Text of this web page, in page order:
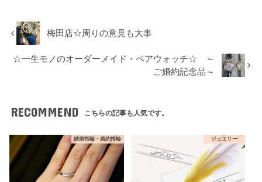
梅田店☆周りの意見も大事
☆一生モノのオーダーメイド・ペアウォッチ☆ ～
ご婚約記念品～
RECOMMEND こちらの記事も人気です。
結婚指輪・婚約指輪 ジュエリー